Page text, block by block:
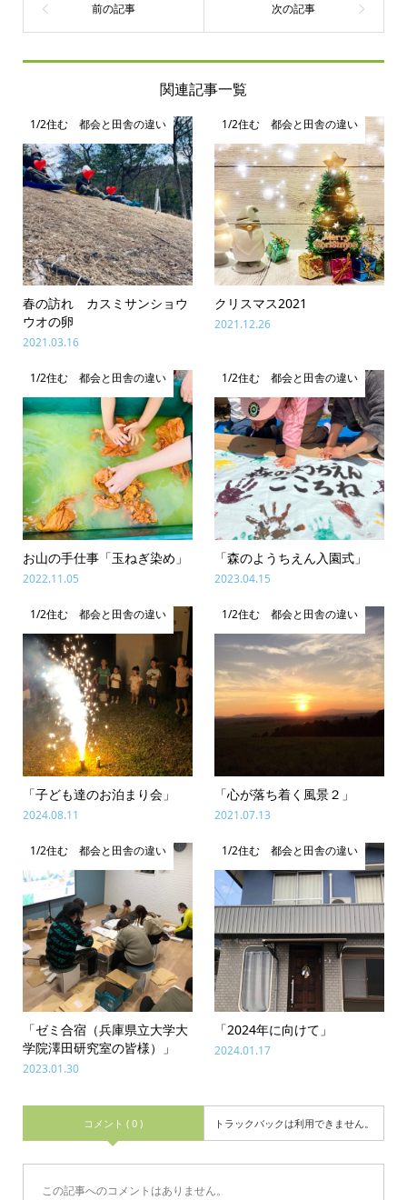
関連記事一覧
1/2住む 都会と田舎の違い
春の訪れ カスミサンショウ
ウオの卵
2021.03.16
1/2住む 都会と田舎の違い
クリスマス2021
2021.12.26
1/2住む 都会と田舎の違い
お山の手仕事「玉ねぎ染め」
2022.11.05
1/2住む 都会と田舎の違い
「森のようちえん入園式」
2023.04.15
1/2住む 都会と田舎の違い
「子ども達のお泊まり会」
2024.08.11
1/2住む 都会と田舎の違い
「心が落ち着く風景２」
2021.07.13
1/2住む 都会と田舎の違い
「ゼミ合宿（兵庫県立大学大
学院澤田研究室の皆様）」
2023.01.30
1/2住む 都会と田舎の違い
「2024年に向けて」
2024.01.17
コメント ( 0 ) トラックバックは利用できません。
この記事へのコメントはありません。